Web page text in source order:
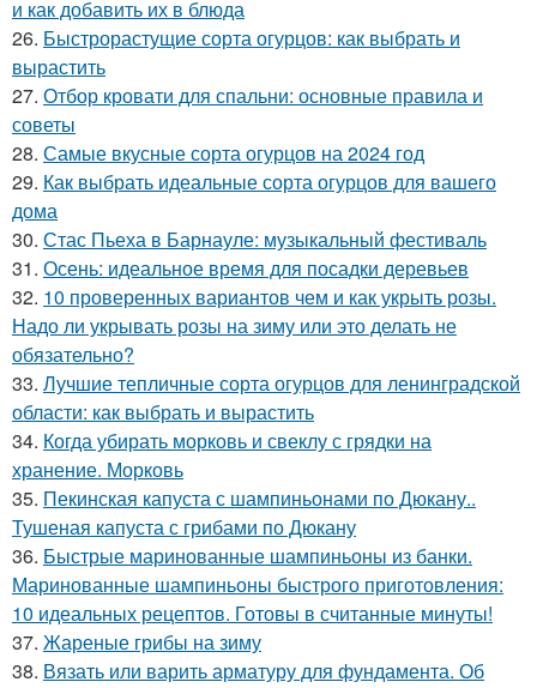
и как добавить их в блюда
26. Быстрорастущие сорта огурцов: как выбрать и
вырастить
27. Отбор кровати для спальни: основные правила и
советы
28. Самые вкусные сорта огурцов на 2024 год
29. Как выбрать идеальные сорта огурцов для вашего
дома
30. Стас Пьеха в Барнауле: музыкальный фестиваль
31. Осень: идеальное время для посадки деревьев
32. 10 проверенных вариантов чем и как укрыть розы.
Надо ли укрывать розы на зиму или это делать не
обязательно?
33. Лучшие тепличные сорта огурцов для ленинградской
области: как выбрать и вырастить
34. Когда убирать морковь и свеклу с грядки на
хранение. Морковь
35. Пекинская капуста с шампиньонами по Дюкану..
Тушеная капуста с грибами по Дюкану
36. Быстрые маринованные шампиньоны из банки.
Маринованные шампиньоны быстрого приготовления:
10 идеальных рецептов. Готовы в считанные минуты!
37. Жареные грибы на зиму
38. Вязать или варить арматуру для фундамента. Об